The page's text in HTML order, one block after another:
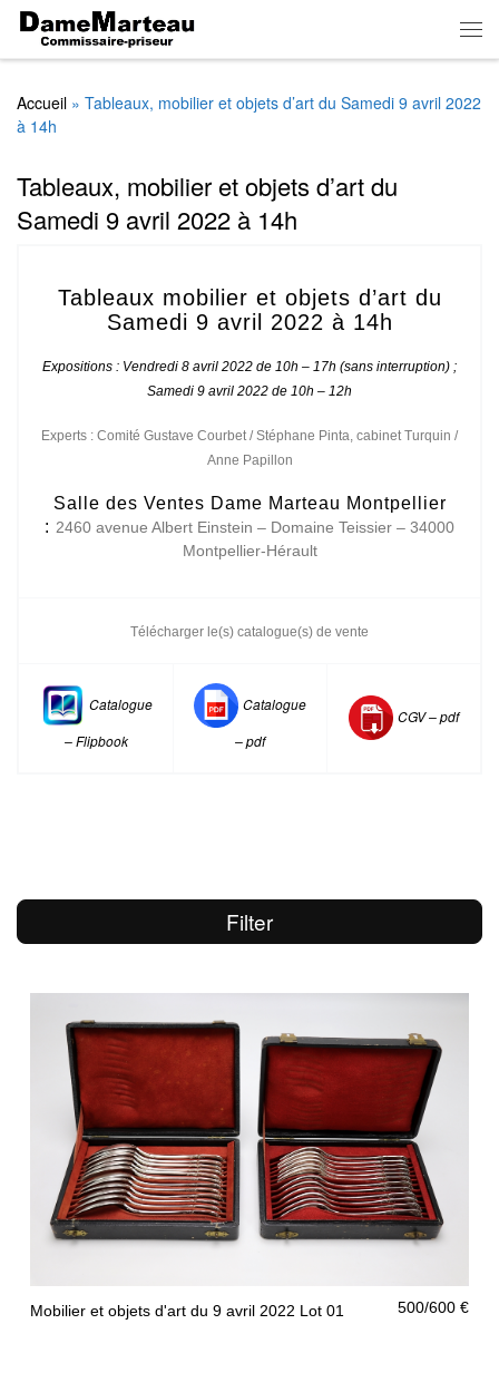
Skip to content
Accueil » Tableaux, mobilier et objets d’art du Samedi 9 avril 2022
à 14h
Tableaux, mobilier et objets d’art du
Samedi 9 avril 2022 à 14h
Tableaux mobilier et objets d’art du
Samedi 9 avril 2022 à 14h
Expositions : Vendredi 8 avril 2022 de 10h – 17h (sans interruption) ;
Samedi 9 avril 2022 de 10h – 12h
Experts : Comité Gustave Courbet /Stéphane Pinta, cabinet Turquin /
Anne Papillon
Salle des Ventes Dame Marteau Montpellier
: 2460 avenue Albert Einstein – Domaine Teissier – 34000
Montpellier-Hérault
Télécharger le(s) catalogue(s) de vente
Catalogue
– Flipbook
Catalogue
– pdf
CGV –pdf
Filter
Mobilier et objets d'art du 9 avril 2022 Lot 01 500/600 €